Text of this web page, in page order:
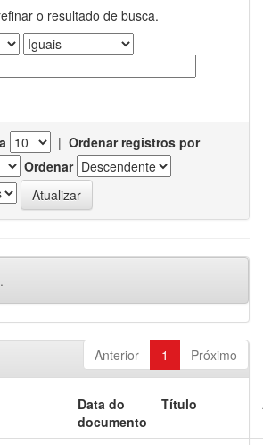
o resultado de busca.
| Ordenar registros por
Ordenar
Anterior 1 Próximo
Data do
documento
Título